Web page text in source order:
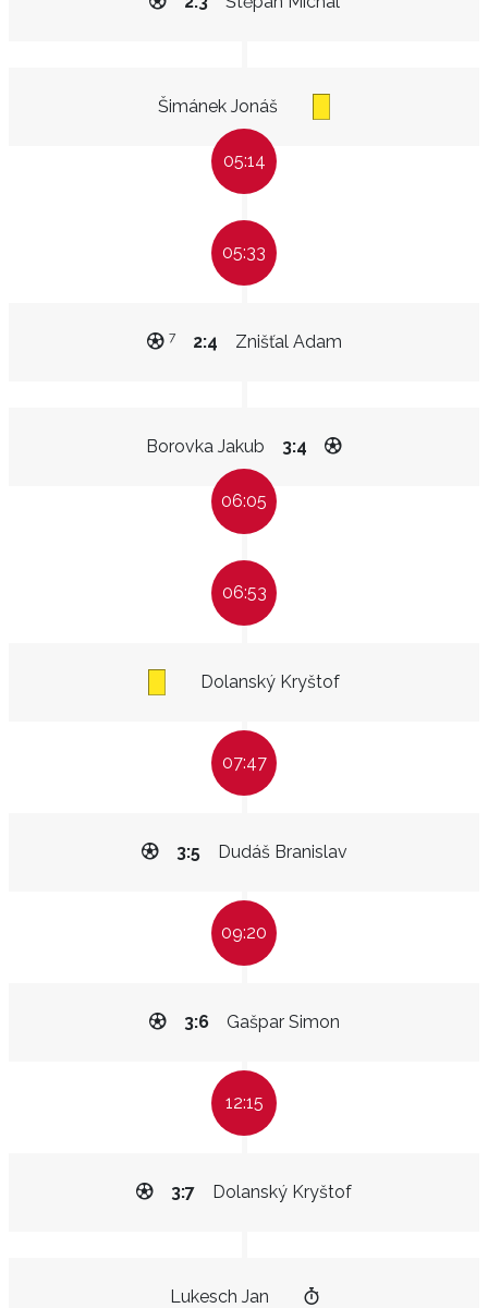
Šimánek Jonáš
05:14
05:33
Znišťal Adam
2:4
7
Borovka Jakub 3:4
06:05
06:53
Dolanský Kryštof
07:47
Dudáš Branislav
3:5
09:20
Gašpar Simon
3:6
12:15
Dolanský Kryštof
3:7
Lukesch Jan